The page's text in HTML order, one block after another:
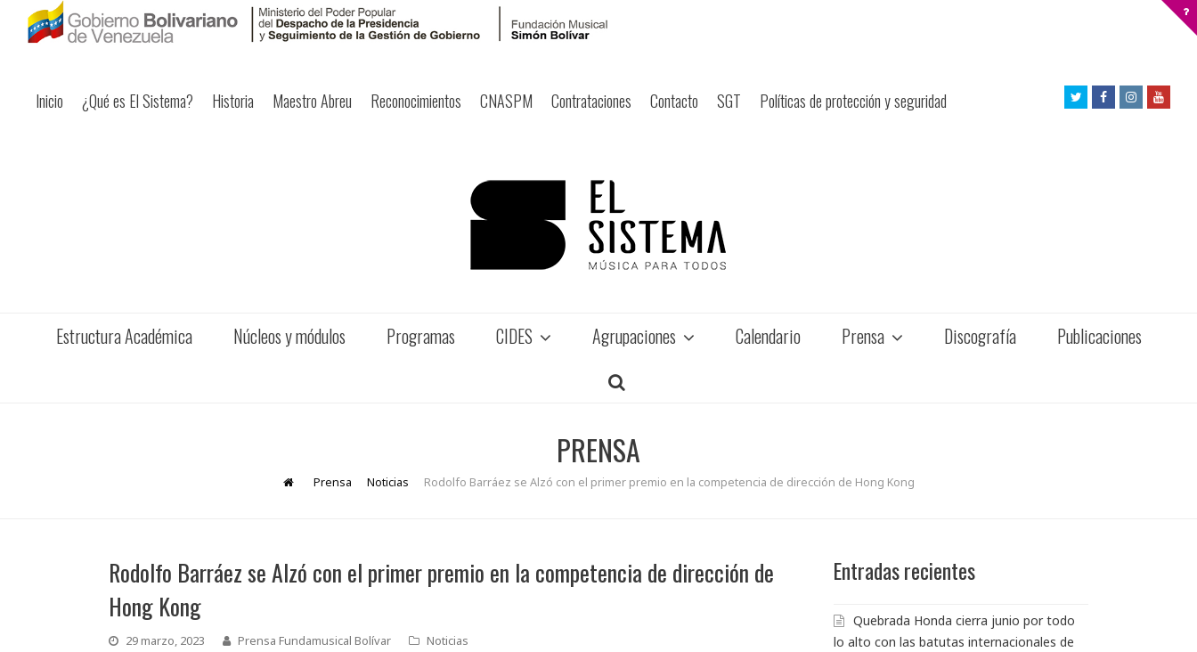
Inicio ¿Qué es El Sistema? Historia Maestro Abreu Reconocimientos CNASPM Contrataciones Contacto SGT Políticas de protección y seguridad
TwitterFacebookInstagram
Estructura Académica Núcleos y módulos Programas CIDES Agrupaciones Calendario Prensa Discografía Publicaciones
PRENSA
Prensa Noticias Rodolfo Barráez se Alzó con el primer premio en la competencia de dirección de Hong Kong
Rodolfo Barráez se Alzó con el primer premio en la competencia de dirección de
Hong Kong
29 marzo, 2023 Prensa Fundamusical Bolívar Noticias
Entradas recientes
Quebrada Honda cierra junio por todo
lo alto con las batutas internacionales de